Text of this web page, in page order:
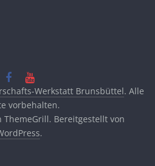
Werkstatt Brunsbüttel. Alle
vorbehalten.
ThemeGrill. Bereitgestellt von
.